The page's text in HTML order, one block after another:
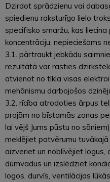
Dzirdot sprādzienu vai
spiedienu raksturīgo lielo
specifisko smaržu, kas
koncentrāciju, nepieciešams
3.1. pārtraukt jebkādu
rezultātā var rasties
atvienot no tīkla visas
mehānismu darbojošos
3.2. rīcība atrodoties ārpus
projām no bīstamās zonas
lai vējš Jums pūstu no
meklējiet patvērumu
aizveriet un noblīvējiet logus,
dūmvadus un izslēdziet
logos, durvīs, ventilācijas